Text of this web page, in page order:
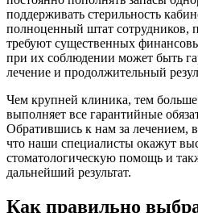
поддерживать стерильность
полноценный штат сотрудников,
требуют существенных
при их соблюдении может быть
лечение и продолжительный
Чем крупней клиника, тем больше
выполняет все гарантийные
Обратившись к нам за лечением,
что наши специалисты окажут
стоматологическую помощь и
дальнейший результат.
Как правильно